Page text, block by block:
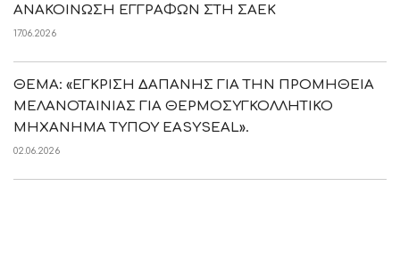
ΑΝΑΚΟΙΝΩΣΗ ΕΓΓΡΑΦΩΝ ΣΤΗ ΣΑΕΚ
17.06.2026
ΘΕΜΑ: «ΕΓΚΡΙΣΗ ΔΑΠΑΝΗΣ ΓΙΑ ΤΗΝ ΠΡΟΜΗΘΕΙΑ
ΜΕΛΑΝΟΤΑΙΝΙΑΣ ΓΙΑ ΘΕΡΜΟΣΥΓΚΟΛΛΗΤΙΚΟ
ΜΗΧΑΝΗΜΑ ΤΥΠΟΥ EASYSEAL».
02.06.2026